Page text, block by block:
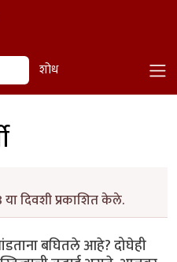
शोध
या दिवशी प्रकाशित केले.
बघितले आहे? दोघेही